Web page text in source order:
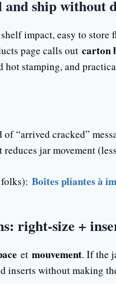
and ship without
impact, easy to store
page calls out carton
hot stamping, and
“arrived cracked”
jar movement
Boîtes pliantes à
right-size +
et mouvement. If the
inserts without making